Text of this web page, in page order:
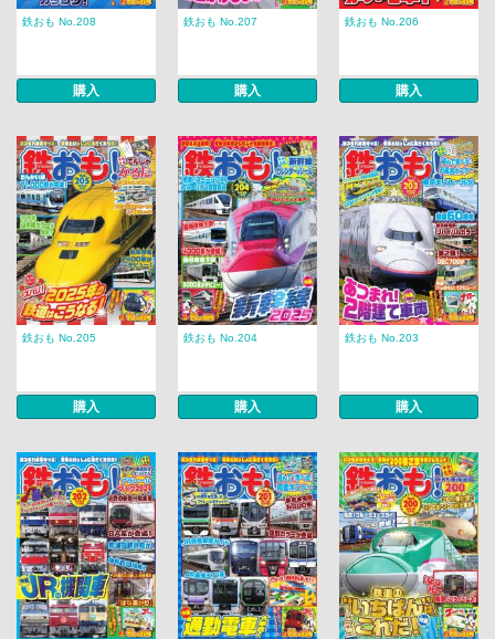
鉄おも No.208
購入
鉄おも No.207
購入
鉄おも No.206
購入
鉄おも No.205
購入
鉄おも No.204
購入
鉄おも No.203
購入